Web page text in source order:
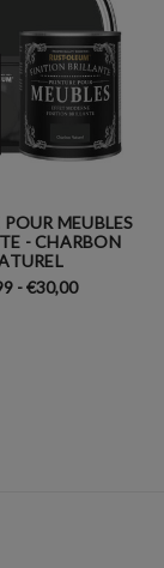
MEUBLES
- CHARBON
- €30,00